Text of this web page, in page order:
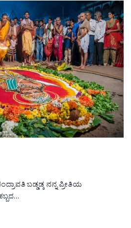
ಬಡ್ಡಡ್ಕ ನನ್ನ ಪ್ರೀತಿಯ